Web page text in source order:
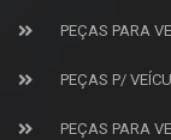
PEÇAS PARA
PEÇAS P/
PEÇAS PARA